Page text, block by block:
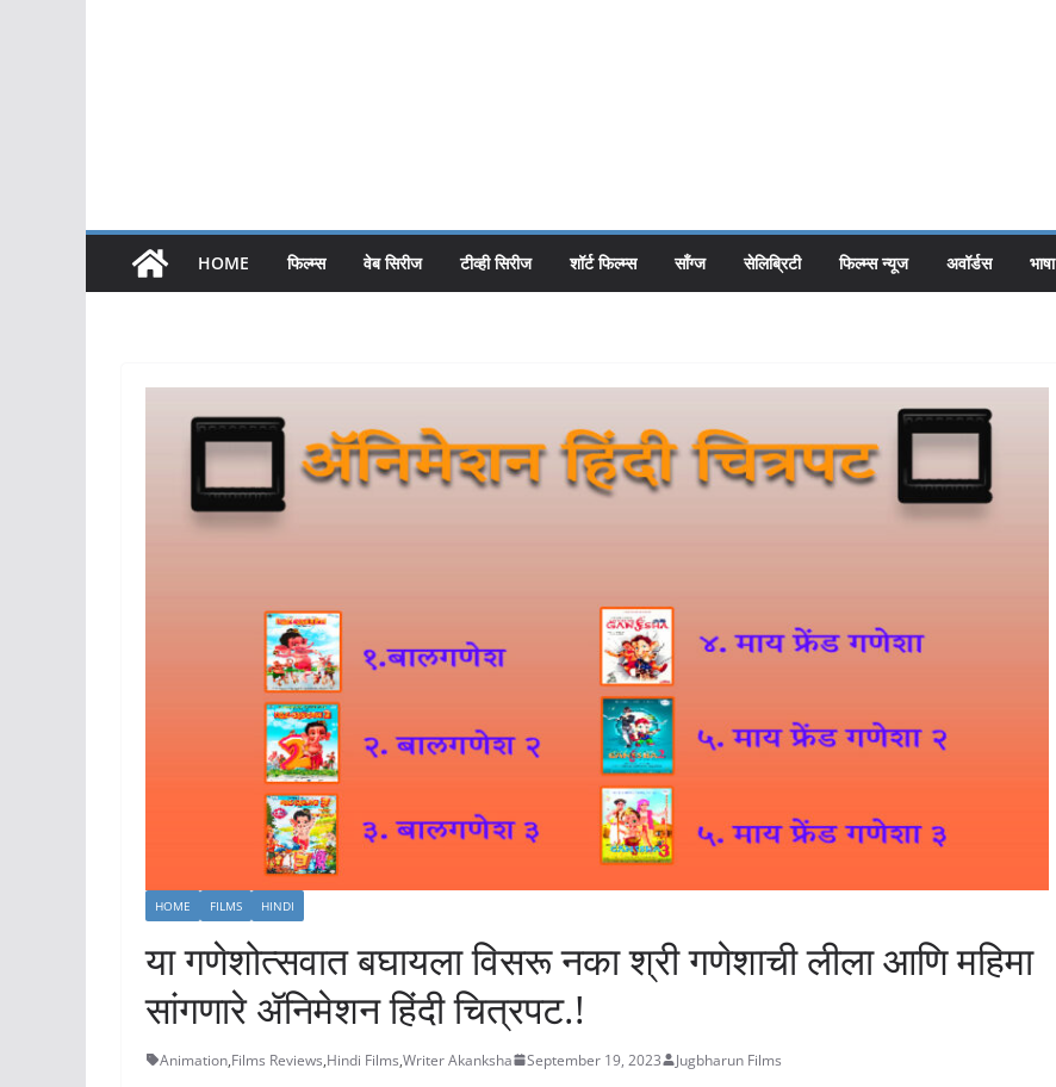
HOME फिल्म्स वेब सिरीज टीव्ही सिरीज शॉर्ट फिल्म्स सॉंग्ज सेलिब्रिटी फिल्म्स न्यूज अवॉर्डस भाषा
HOME FILMS HINDI
या गणेशोत्सवात बघायला विसरू नका श्री गणेशाची लीला आणि महिमा
सांगणारे ॲनिमेशन हिंदी चित्रपट.!
Animation,Films Reviews,Hindi Films,Writer Akanksha September 19, 2023 Jugbharun Films